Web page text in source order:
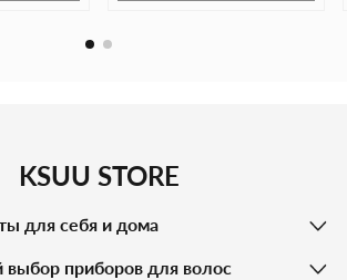
KSUU STORE
для себя и дома
приборов для волос